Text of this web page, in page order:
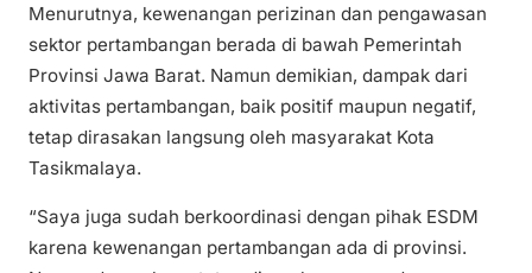
Menurutnya, kewenangan perizinan dan pengawasan
sektor pertambangan berada di bawah Pemerintah
Provinsi Jawa Barat. Namun demikian, dampak dari
aktivitas pertambangan, baik positif maupun negatif,
tetap dirasakan langsung oleh masyarakat Kota
Tasikmalaya.
“Saya juga sudah berkoordinasi dengan pihak ESDM
karena kewenangan pertambangan ada di provinsi.